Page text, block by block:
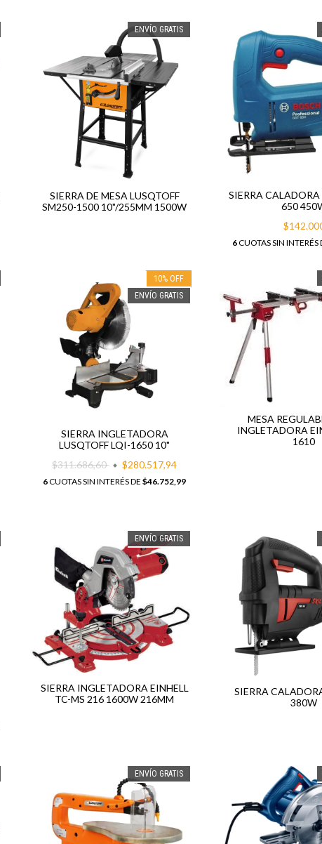
ENVÍO GRATIS
SIERRA DE MESA LUSQTOFF
SM250-1500 10"/255MM 1500W
SIERRA
650
6CUOTAS SIN INTERÉS
10%OFF
ENVÍO GRATIS
SIERRA INGLETADORA
LUSQTOFF LQI-1650 10"
$311.686,60
$280.517,94
6CUOTAS SIN INTERÉS DE$46.752,99
MESA
INGLETADORA
1610
ENVÍO GRATIS
SIERRA INGLETADORA EINHELL
TC-MS 216 1600W 216MM
SIERRA
380W
ENVÍO GRATIS